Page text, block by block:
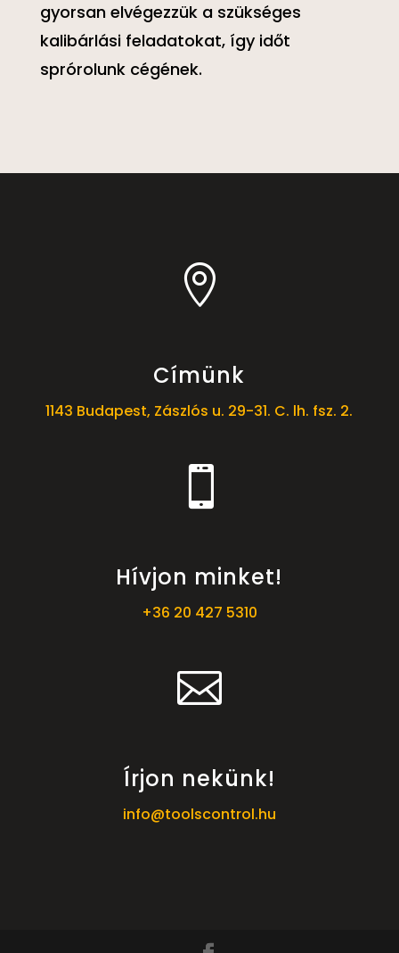
gyorsan elvégezzük a szükséges
kalibárlási feladatokat, így időt
sprórolunk cégének.

Címünk
1143 Budapest, Zászlós u. 29-31. C. lh. fsz. 2.

Hívjon minket!
+36 20 427 5310

Írjon nekünk!
info@toolscontrol.hu